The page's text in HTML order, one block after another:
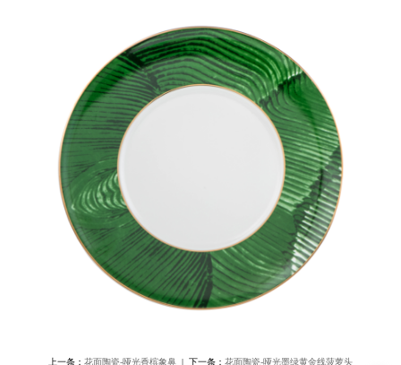
上一条： 花面陶瓷-哑光香槟象鼻 | 下一条： 花面陶瓷-哑光墨绿黄金线菠萝头